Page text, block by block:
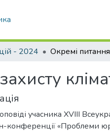
- 2024
учасника XVIII
конференції «Проблеми